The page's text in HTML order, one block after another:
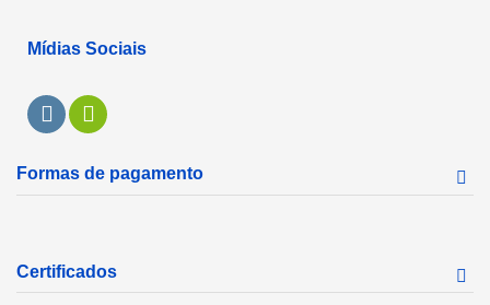
Mídias Sociais
Formas de pagamento
Certificados